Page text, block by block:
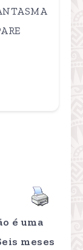
é uma
meses